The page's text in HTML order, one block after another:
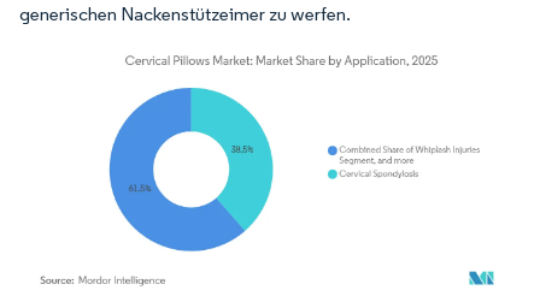
generischen Nackenstützeimer zu werfen.